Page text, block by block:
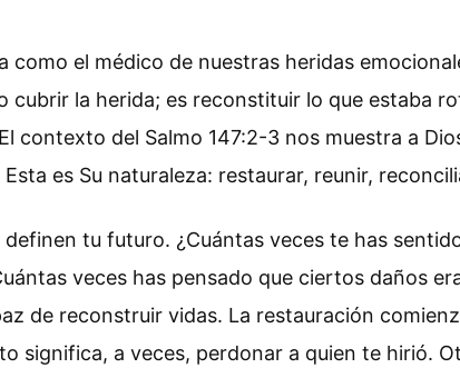
el médico de nuestras heridas
la herida; es reconstituir lo que estaba
del Salmo 147:2-3 nos muestra a
es Su naturaleza: restaurar, reunir,
tu futuro. ¿Cuántas veces te has
veces has pensado que ciertos daños
de reconstruir vidas. La restauración
significa, a veces, perdonar a quien te hirió.